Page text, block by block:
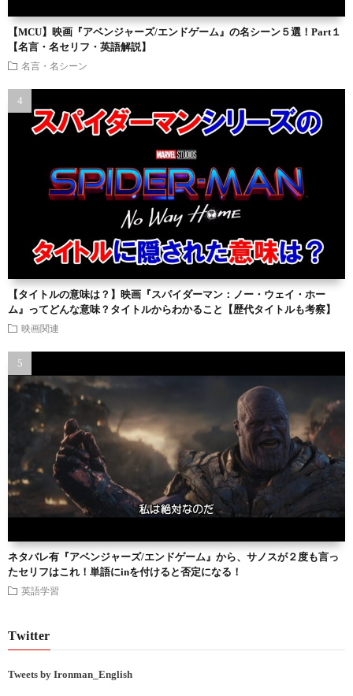
【MCU】映画『アベンジャーズ/エンドゲーム』の名シーン５選！Part１
【名言・名セリフ・英語解説】
名言・名シーン
【タイトルの意味は？】映画『スパイダーマン：ノー・ウェイ・ホー
ム』ってどんな意味？タイトルからわかること【歴代タイトルも考察】
映画関連
ネタバレ有『アベンジャーズ/エンドゲーム』から、サノスが２度も言っ
たセリフはこれ！単語にinを付けると否定になる！
英語学習
Twitter
Tweets by Ironman_English